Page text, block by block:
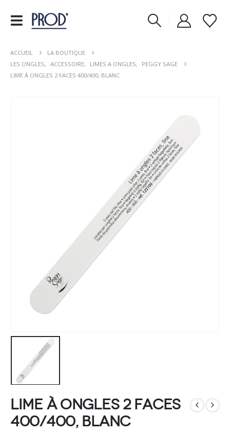
ACCUEIL
LA BOUTIQUE
LES ONGLES, ACCESSOIRE, LIMES A ONGLES,
PEGGY SAGE
LIME À ONGLES 2 FACES 400/400, BLANC
Lime à ongles 2 faces
400/400, blanc